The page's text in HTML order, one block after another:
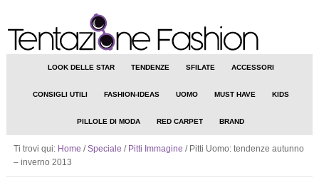
LOOK DELLE STAR TENDENZE SFILATE ACCESSORI
CONSIGLI UTILI FASHION-IDEAS UOMO MUST HAVE KIDS
PILLOLE DI MODA RED CARPET BRAND
Ti trovi qui: Home / Speciale / Pitti Immagine /Pitti Uomo: tendenze autunno
– inverno 2013